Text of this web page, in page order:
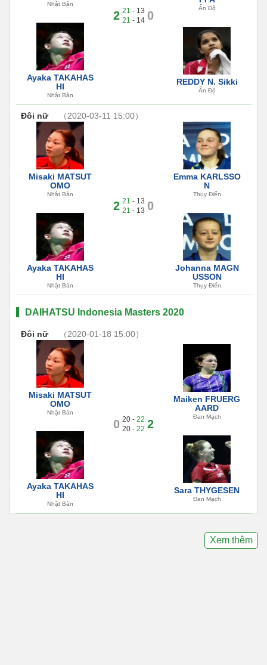
Nhật Bản
Ayaka TAKAHAS
HI
Nhật Bản
2 21 - 13
21 - 14 0
Ấn Độ
REDDY N. Sikki
Ấn Độ
Đôi nữ （2020-03-11 15:00）
Misaki MATSUT
OMO
Nhật Bản
Ayaka TAKAHAS
HI
Nhật Bản
2 21 - 13
21 - 13 0
Emma KARLSSO
N
Thụy Điển
Johanna MAGN
USSON
Thụy Điển
DAIHATSU Indonesia Masters 2020
Đôi nữ （2020-01-18 15:00）
Misaki MATSUT
OMO
Nhật Bản
Ayaka TAKAHAS
HI
Nhật Bản
0 20 - 22
20 - 22 2
Maiken FRUERG
AARD
Đan Mạch
Sara THYGESEN
Đan Mạch
Xem thêm